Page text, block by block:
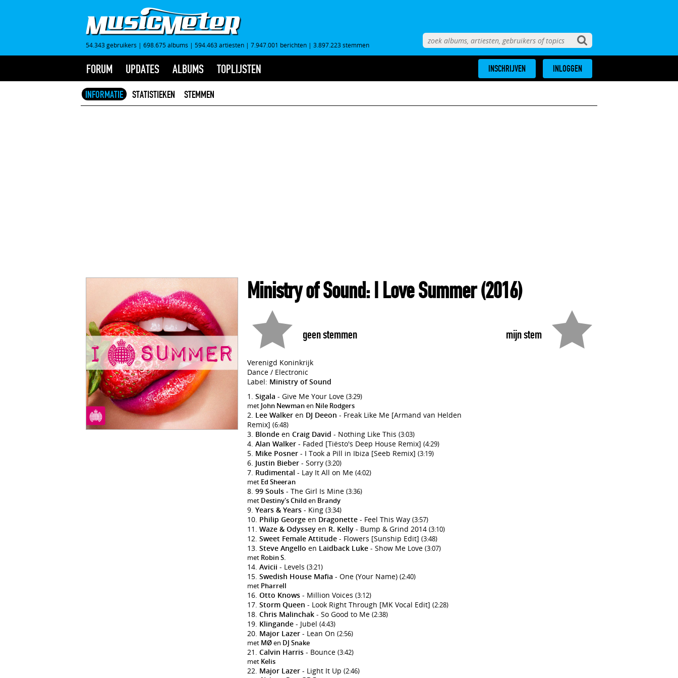
54.343 gebruikers | 698.675 albums | 594.463 artiesten | 7.947.001 berichten | 3.897.223 stemmen
FORUM UPDATES ALBUMS TOPLIJSTEN INSCHRIJVEN INLOGGEN
INFORMATIE STATISTIEKEN STEMMEN
Ministry of Sound: I Love Summer(2016)
mijn stem
geen stemmen
Verenigd Koninkrijk
Dance / Electronic
Label: Ministry of Sound
Sigala - Give Me Your Love (3:29)
met John Newmanen Nile Rodgers
Lee Walker en DJ Deeon - Freak Like Me [Armand van Helden
Remix] (6:48)
Blonde en Craig David - Nothing Like This (3:03)
Alan Walker - Faded [Tiësto's Deep House Remix] (4:29)
Mike Posner - I Took a Pill in Ibiza [Seeb Remix] (3:19)
Justin Bieber - Sorry (3:20)
Rudimental - Lay It All on Me (4:02)
met Ed Sheeran
99 Souls - The Girl Is Mine (3:36)
met Destiny's Child en Brandy
Years & Years - King (3:34)
Philip George en Dragonette - Feel This Way (3:57)
Waze & Odyssey en R. Kelly - Bump & Grind 2014 (3:10)
Sweet Female Attitude - Flowers [Sunship Edit] (3:48)
Steve Angello en Laidback Luke - Show Me Love (3:07)
met Robin S.
Avicii - Levels (3:21)
Swedish House Mafia - One (Your Name) (2:40)
met Pharrell
Otto Knows - Million Voices (3:12)
Storm Queen - Look Right Through [MK Vocal Edit] (2:28)
Chris Malinchak - So Good to Me (2:38)
Klingande - Jubel (4:43)
Major Lazer - Lean On (2:56)
met MØen DJ Snake
Calvin Harris - Bounce (3:42)
met Kelis
Major Lazer - Light It Up (2:46)